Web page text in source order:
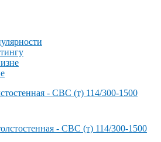
- СВС (т) 114/300-1500